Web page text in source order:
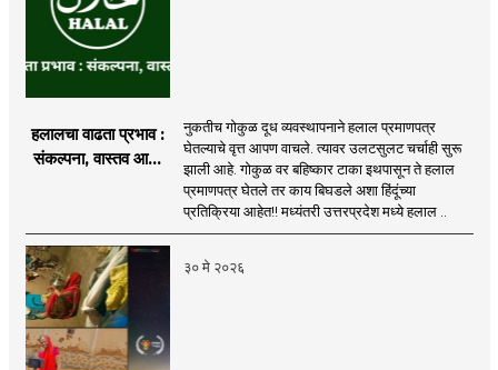
हलालचा वाढता प्रभाव :
संकल्पना, वास्तव आणि
नुकतीच गोकुळ दूध व्यवस्थापनाने हलाल प्रमाणपत्र
घेतल्याचे वृत्त आपण वाचले. त्यावर उलटसुलट चर्चाही सुरू
झाली आहे. गोकुळ वर बहिष्कार टाका इथपासून ते हलाल
प्रमाणपत्र घेतले तर काय बिघडले अशा हिंदूंच्या
प्रतिक्रिया आहेत!! मध्यंतरी उत्तरप्रदेश मध्ये हलाल ..
३० मे २०२६